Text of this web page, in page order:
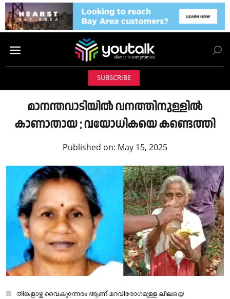
SUBSCRIBE
മാനന്തവാടിയിൽ വനത്തിനുള്ളിൽ
കാണാതായ ; വയോധികയെ കണ്ടെത്തി
Published on: May 15, 2025
തിങ്കളാഴ്ച വൈകുന്നേരം ആണ് മറവിരോഗമുള്ള ലീലയെ